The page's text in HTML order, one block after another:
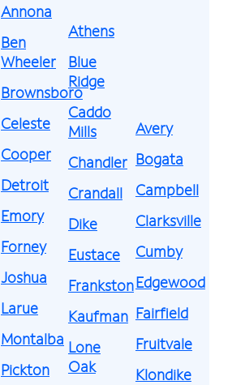
Annona
Ben
Wheeler
Brownsboro
Celeste
Cooper
Detroit
Emory
Forney
Joshua
Larue
Montalba
Pickton
Athens
Blue
Ridge
Caddo
Mills
Chandler
Crandall
Dike
Eustace
Frankston
Kaufman
Lone
Oak
Avery
Bogata
Campbell
Clarksville
Cumby
Edgewood
Fairfield
Fruitvale
Klondike